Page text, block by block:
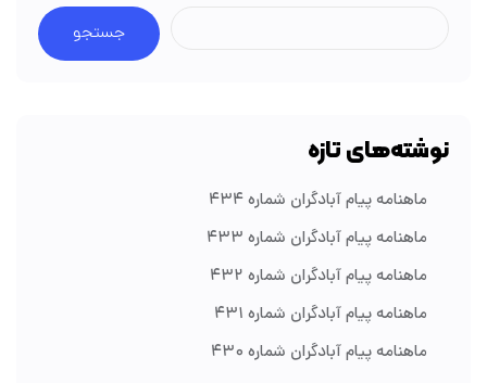
جستجو
نوشته‌های تازه
ماهنامه پیام آبادگران شماره ۴۳۴
ماهنامه پیام آبادگران شماره ۴۳۳
ماهنامه پیام آبادگران شماره ۴۳۲
ماهنامه پیام آبادگران شماره ۴۳۱
ماهنامه پیام آبادگران شماره ۴۳۰